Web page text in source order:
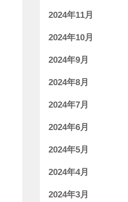
2024年11月
2024年10月
2024年9月
2024年8月
2024年7月
2024年6月
2024年5月
2024年4月
2024年3月